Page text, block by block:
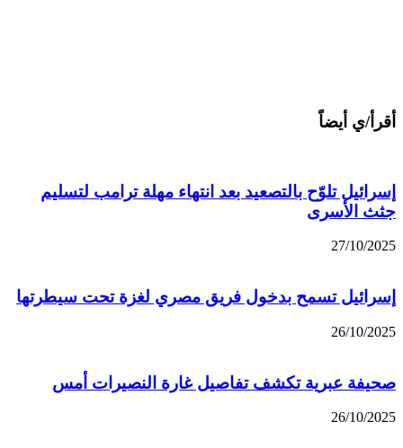
أقرأ/ي أيضاً
إسرائيل تلوّح بالتصعيد بعد انتهاء مهلة ترامب لتسليم
جثث الأسرى
27/10/2025
إسرائيل تسمح بدخول فريق مصري لغزة تحت سيطرتها
26/10/2025
صحيفة عبرية تكشف تفاصيل غارة النصيرات أمس
26/10/2025